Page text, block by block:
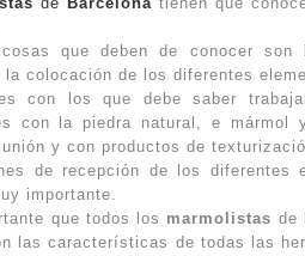
que deben de conocer son
la colocación de los diferentes
con los que debe saber
con la piedra natural, e mármol
y con productos de
de recepción de los diferentes
importante.
que todos los marmolistas de
las características de todas las